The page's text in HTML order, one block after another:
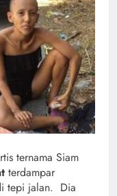
ternama Siam
terdampar
tepi jalan. Dia